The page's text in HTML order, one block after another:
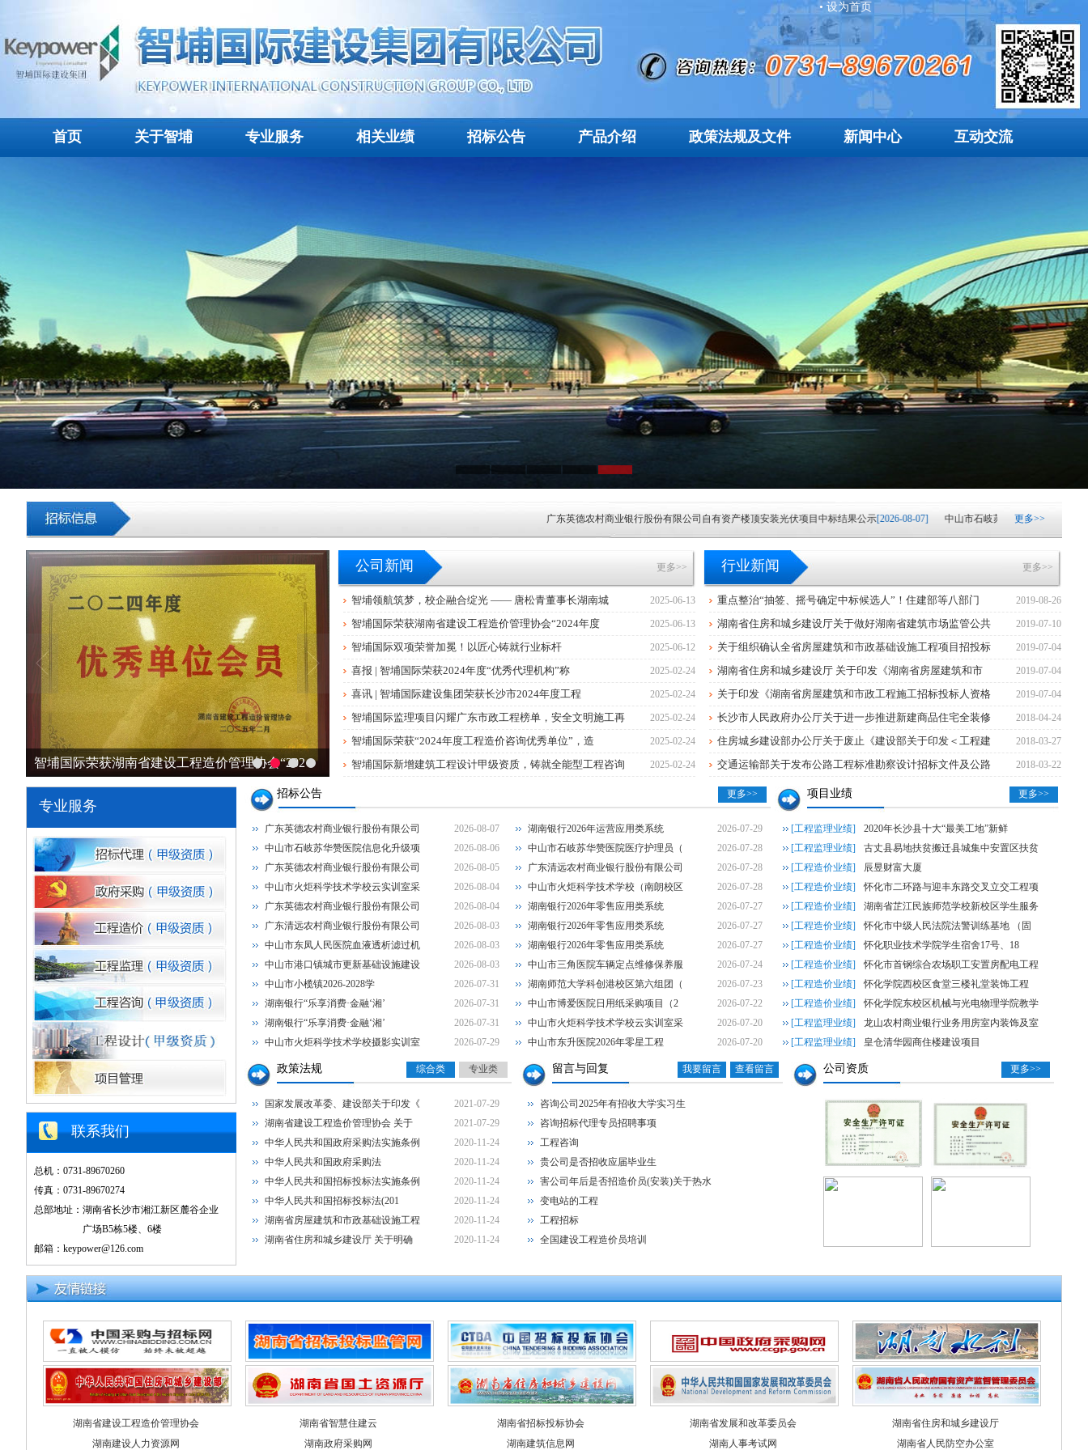
• 设为首页
首页 关于智埔 专业服务 相关业绩 招标公告 产品介绍 政策法规及文件 新闻中心 互动交流
1 3 4 5
广东英德农村商业银行股份有限公司自有资产楼顶安装光伏项目中标结果公示[2026-08-07] 中山市石岐苏华赞医院信息化升级
广东英德农村商业银行股份有限公司纸币清分机采购项目公开招标公告 中山市火炬科学技术学校云实训室采购项
广东清远农村商业银行股份有限公司网络中心机房IDC托管及网络设备更新改造项目（网络设备更新改造之地市部分）中标结果公
中山市东凤人民医院血液透析滤过机采购项目成交结果公告 [2026-08-03] 中山市港口镇城市更新基础设施建设项目（一期）中
中山市小榄镇2026-2028学年镇属中小学配餐服务采购项目(一)中标结果公告[2026-07-31] 湖南银行“乐享消费·金融‘湘’邀”消费
湖南银行“乐享消费·金融‘湘’邀”金融消费专项活动—子项目礼品采购招标公告[2026-07-31] 中山市火炬科学技术学校摄影实训室
湖南银行2026年运营应用类系统研发服务项目（移动营销系统研发服务项目）中标候选人公示 [2026-07-29] 中山市石岐苏华赞
广东清远农村商业银行股份有限公司网络中心机房IDC托管及网络设备更新改造项目（网络设备更新改造之地市部分）中标候选人
中山市火炬科学技术学校（南朗校区）善贤楼一楼接待服务中心整体改造项目工程中选结果公告[2026-07-28]
湖南银行2026年零售应用类系统研发服务采购项目-自助设备管理系统功能新增需求及优化部分招标公告[2026-07-27]
湖南银行2026年零售应用类系统研发服务采购项目-企业微信营销系统功能新增需求及优化部分招标公告[2026-07-27]
更多>>
智埔国际荣获湖南省建设工程造价管理协会“202
公司新闻 更多>>
智埔领航筑梦，校企融合绽光 —— 唐松青董事长湖南城 2025-06-13
智埔国际荣获湖南省建设工程造价管理协会“2024年度 2025-06-13
智埔国际双项荣誉加冕！以匠心铸就行业标杆 2025-06-12
喜报 | 智埔国际荣获2024年度“优秀代理机构”称 2025-02-24
喜讯 | 智埔国际建设集团荣获长沙市2024年度工程 2025-02-24
智埔国际监理项目闪耀广东市政工程榜单，安全文明施工再 2025-02-24
智埔国际荣获“2024年度工程造价咨询优秀单位”，造 2025-02-24
智埔国际新增建筑工程设计甲级资质，铸就全能型工程咨询 2025-02-24
行业新闻 更多>>
重点整治“抽签、摇号确定中标候选人”！住建部等八部门 2019-08-26
湖南省住房和城乡建设厅关于做好湖南省建筑市场监管公共 2019-07-10
关于组织确认全省房屋建筑和市政基础设施工程项目招投标 2019-07-04
湖南省住房和城乡建设厅 关于印发《湖南省房屋建筑和市 2019-07-04
关于印发《湖南省房屋建筑和市政工程施工招标投标人资格 2019-07-04
长沙市人民政府办公厅关于进一步推进新建商品住宅全装修 2018-04-24
住房城乡建设部办公厅关于废止《建设部关于印发＜工程建 2018-03-27
交通运输部关于发布公路工程标准勘察设计招标文件及公路 2018-03-22
专业服务
联系我们
总机：0731-89670260
传真：0731-89670274
总部地址：湖南省长沙市湘江新区麓谷企业
广场B5栋5楼、6楼
邮箱：keypower@126.com
招标公告 更多>>
广东英德农村商业银行股份有限公司
2026-08-07
中山市石岐苏华赞医院信息化升级项
2026-08-06
广东英德农村商业银行股份有限公司
2026-08-05
中山市火炬科学技术学校云实训室采
2026-08-04
广东英德农村商业银行股份有限公司
2026-08-04
广东清远农村商业银行股份有限公司
2026-08-03
中山市东凤人民医院血液透析滤过机
2026-08-03
中山市港口镇城市更新基础设施建设
2026-08-03
中山市小榄镇2026-2028学
2026-07-31
湖南银行“乐享消费·金融‘湘’
2026-07-31
湖南银行“乐享消费·金融‘湘’
2026-07-31
中山市火炬科学技术学校摄影实训室
2026-07-29
湖南银行2026年运营应用类系统
2026-07-29
中山市石岐苏华赞医院医疗护理员（
2026-07-28
广东清远农村商业银行股份有限公司
2026-07-28
中山市火炬科学技术学校（南朗校区
2026-07-28
湖南银行2026年零售应用类系统
2026-07-27
湖南银行2026年零售应用类系统
2026-07-27
湖南银行2026年零售应用类系统
2026-07-27
中山市三角医院车辆定点维修保养服
2026-07-24
湖南师范大学科创港校区第六组团（
2026-07-23
中山市博爱医院日用纸采购项目（2
2026-07-22
中山市火炬科学技术学校云实训室采
2026-07-20
中山市东升医院2026年零星工程
2026-07-20
项目业绩 更多>>
[工程监理业绩]
2020年长沙县十大“最美工地”新鲜
[工程监理业绩]
古丈县易地扶贫搬迁县城集中安置区扶贫
[工程造价业绩]
辰昱财富大厦
[工程造价业绩]
怀化市二环路与迎丰东路交叉立交工程项
[工程造价业绩]
湖南省芷江民族师范学校新校区学生服务
[工程造价业绩]
怀化市中级人民法院法警训练基地 （固
[工程造价业绩]
怀化职业技术学院学生宿舍17号、18
[工程造价业绩]
怀化市首钢综合农场职工安置房配电工程
[工程造价业绩]
怀化学院西校区食堂三楼礼堂装饰工程
[工程造价业绩]
怀化学院东校区机械与光电物理学院教学
[工程监理业绩]
龙山农村商业银行业务用房室内装饰及室
[工程监理业绩]
皇仓清华园商住楼建设项目
政策法规 综合类 专业类
国家发展改革委、建设部关于印发《
2021-07-29
湖南省建设工程造价管理协会 关于
2021-07-29
中华人民共和国政府采购法实施条例
2020-11-24
中华人民共和国政府采购法
2020-11-24
中华人民共和国招标投标法实施条例
2020-11-24
中华人民共和国招标投标法(201
2020-11-24
湖南省房屋建筑和市政基础设施工程
2020-11-24
湖南省住房和城乡建设厅 关于明确
2020-11-24
留言与回复 我要留言 查看留言
咨询公司2025年有招收大学实习生
咨询招标代理专员招聘事项
工程咨询
贵公司是否招收应届毕业生
害公司年后是否招造价员(安装)关于热水
变电站的工程
工程招标
全国建设工程造价员培训
公司资质 更多>>
湖南省建设工程造价管理协会 湖南省智慧住建云 湖南省招标投标协会 湖南省发展和改革委员会
湖南省住房和城乡建设厅
湖南建设人力资源网
湖南政府采购网 湖南建筑信息网 湖南人事考试网 湖南省人民防空办公室